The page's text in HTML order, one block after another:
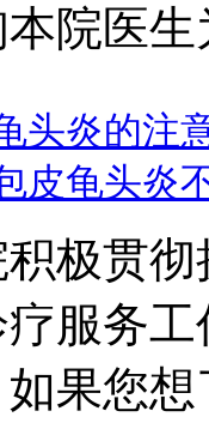
院医
头炎的注
皮龟头炎
极贯
服务
果您